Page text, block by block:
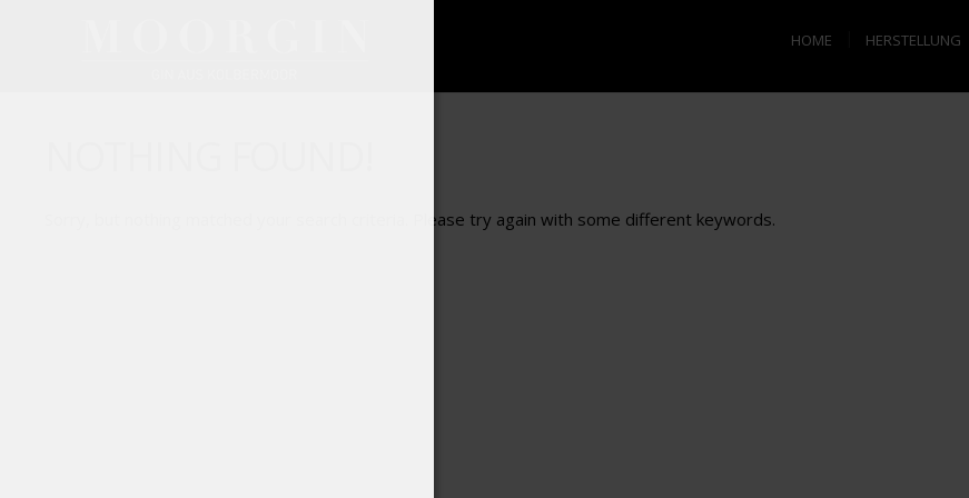
HOME HERSTELLUNG
Sorry, but nothing matched your search criteria. Please try again with some different keywords.